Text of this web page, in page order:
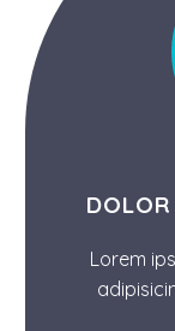
Lorem